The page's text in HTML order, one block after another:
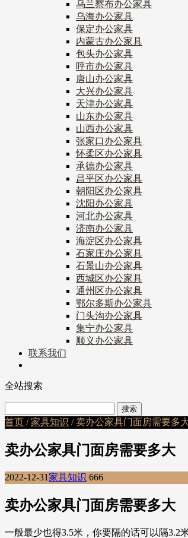
乌兰察布办公家具
乌海办公家具
保定办公家具
内蒙古办公家具
包头办公家具
呼市办公家具
唐山办公家具
大兴办公家具
天津办公家具
山东办公家具
山西办公家具
张家口办公家具
怀柔区办公家具
承德办公家具
昌平区办公家具
朝阳区办公家具
沈阳办公家具
河北办公家具
济南办公家具
海淀区办公家具
石家庄办公家具
石景山办公家具
西城区办公家具
通州区办公家具
鄂尔多斯办公家具
门头沟办公家具
集宁办公家具
顺义办公家具
联系我们
全站搜索
首页 /家具知识 / 卖办公家具门面房需要多
卖办公家具门面房需要多大
2022-12-31家具知识 666
卖办公家具门面房需要多大
一般最少也得3.5米，你要隔的话可以隔3.2